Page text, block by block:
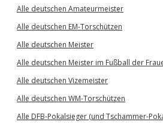
Alle deutschen Amateurmeister
Alle deutschen EM-Torschützen
Alle deutschen Meister
Alle deutschen Meister im Fußball der
Alle deutschen Vizemeister
Alle deutschen WM-Torschützen
Alle DFB-Pokalsieger (und Tschammer-